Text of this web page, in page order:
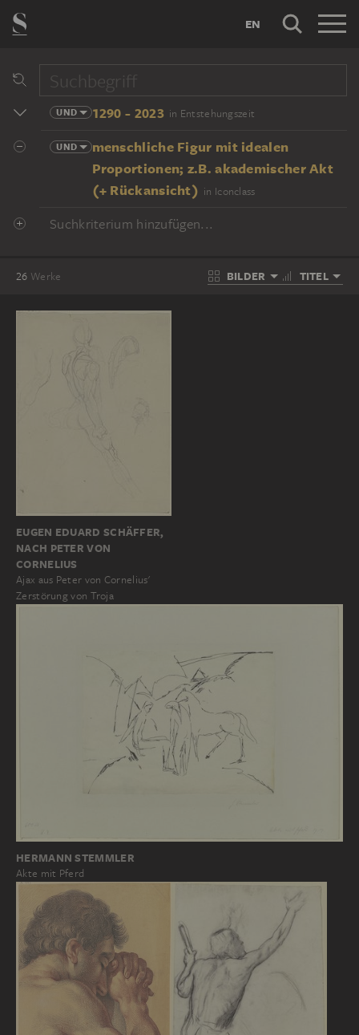
EN
UND 1290 - 2023 in Entstehungszeit
UND
menschliche Figur mit idealen
Proportionen; z.B. akademischer Akt
(+ Rückansicht) in Iconclass
Suchkriterium hinzufügen...
26 Werke BILDER TITEL
EUGEN EDUARD SCHÄFFER,
NACH PETER VON
CORNELIUS
Ajax aus Peter von Cornelius'
Zerstörung von Troja
HERMANN STEMMLER
Akte mit Pferd